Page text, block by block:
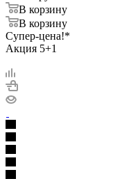
В корзину
В корзину
Супер-цена!*
Акция 5+1